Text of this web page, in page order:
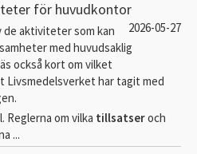
för huvudkontor
2026-05-27
de aktiviteter som kan
med huvudsaklig
också kort om vilket
Livsmedelsverket har tagit med
Reglerna om vilka tillsatseroch
...